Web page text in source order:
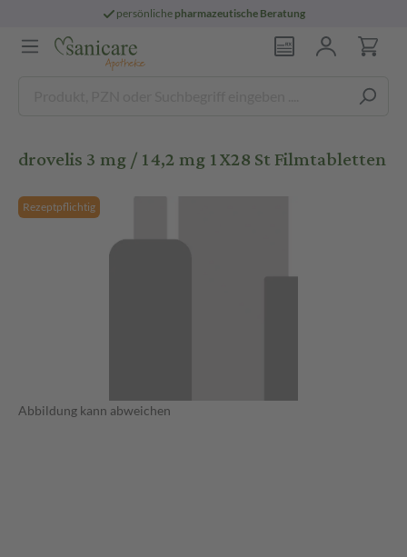
persönliche pharmazeutische Beratung
drovelis 3 mg / 14,2 mg 1X28 St Filmtabletten
Rezeptpflichtig
Abbildung kann abweichen